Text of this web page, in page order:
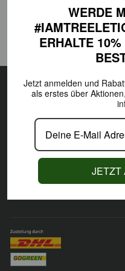
bYo® Base - Premium
SERVICE
INFORMATIONEN
#IAMTREELETIC
WERDE
ERHALTE
Jetzt anmelden und
als erstes über Aktionen,
JETZT